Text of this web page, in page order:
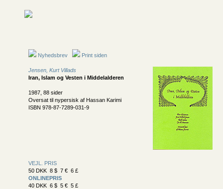
Nyhedsbrev Print siden
Jensen, Kurt Villads
Iran, Islam og Vesten i Middelalderen
1987, 88 sider
Oversat til nypersisk af Hassan Karimi
ISBN 978-87-7289-031-9
VEJL. PRIS
50 DKK 8 $ 7 € 6 £
ONLINEPRIS
40 DKK 6 $ 5 € 5 £